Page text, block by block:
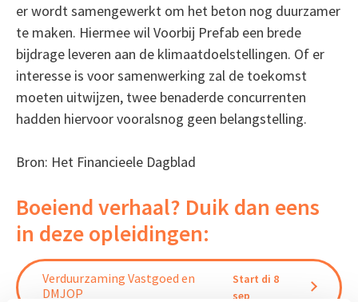
er wordt samengewerkt om het beton nog duurzamer
te maken. Hiermee wil Voorbij Prefab een brede
bijdrage leveren aan de klimaatdoelstellingen. Of er
interesse is voor samenwerking zal de toekomst
moeten uitwijzen, twee benaderde concurrenten
hadden hiervoor vooralsnog geen belangstelling.
Bron: Het Financieele Dagblad
Boeiend verhaal? Duik dan eens
in deze opleidingen:
Verduurzaming Vastgoed en
DMJOP
Start di 8
sep